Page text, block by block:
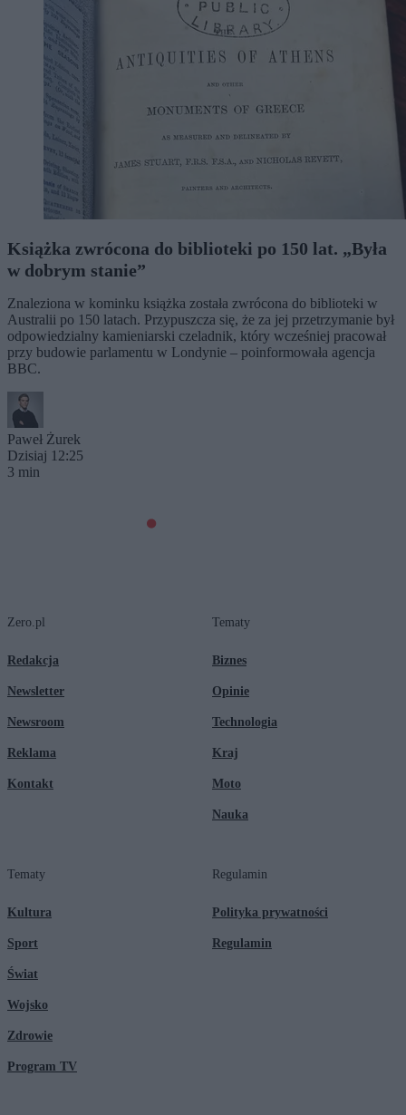
Książka zwrócona do biblioteki po 150 lat. „Była
w dobrym stanie”
Znaleziona w kominku książka została zwrócona do biblioteki w
Australii po 150 latach. Przypuszcza się, że za jej przetrzymanie był
odpowiedzialny kamieniarski czeladnik, który wcześniej pracował
przy budowie parlamentu w Londynie – poinformowała agencja
BBC.
Paweł Żurek
Dzisiaj 12:25
3 min
Zero.pl
Redakcja
Newsletter
Newsroom
Reklama
Kontakt
Tematy
Biznes
Opinie
Technologia
Kraj
Moto
Nauka
Tematy
Kultura
Sport
Świat
Wojsko
Zdrowie
Program TV
Regulamin
Polityka prywatności
Regulamin